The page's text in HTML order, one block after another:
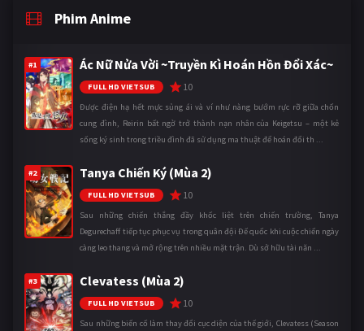
Phim Anime
#1 Ác Nữ Nửa Vời ~Truyền Kì Hoán Hồn Đổi Xác~
FULL HD VIETSUB 10
Được điện hạ hết mực sủng ái và ví như nàng bướm rực rỡ giữa chốn
cung đình, Reirin bất ngờ trở thành nạn nhân của Keigetsu – một kẻ
sống ký sinh trong triều đình đã sử dụng ma thuật để hoán đổi th ...
#2 Tanya Chiến Ký (Mùa 2)
FULL HD VIETSUB 10
Sau những chiến thắng đầy khốc liệt trên chiến trường, Tanya
Degurechaff tiếp tục phục vụ trong quân đội Đế quốc khi cuộc chiến ngày
càng leo thang và mở rộng trên nhiều mặt trận. Dù sở hữu tài năn ...
#3 Clevatess (Mùa 2)
FULL HD VIETSUB 10
Sau những biến cố làm thay đổi cục diện của thế giới, Clevatess (Season